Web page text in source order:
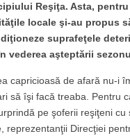
Reşiţa. Asta,
locale şi-au propus
suprafeţele
vederea aşteptării
capricioasă de afară nu-i
să îşi facă treaba. Pentru
pe şoferii reşiţeni cu
reprezentanţii Direcţiei